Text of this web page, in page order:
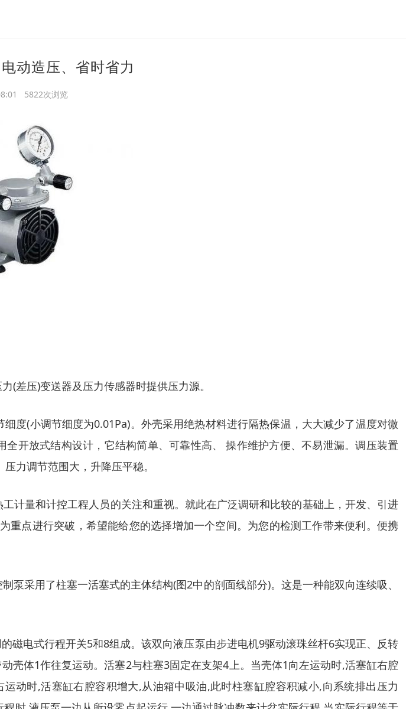
动造压、省时省力
5822次浏览
(差压)变送器及压力传感器时提供压力源。
度(小调节细度为0.01Pa)。外壳采用绝热材料进行隔热保温，大大减少了温度对微
开放式结构设计，它结构简单、可靠性高、 操作维护方便、不易泄漏。调压装置
力调节范围大，升降压平稳。
计量和计控工程人员的关注和重视。就此在广泛调研和比较的基础上，开发、引进
点进行突破，希望能给您的选择增加一个空间。为您的检测工作带来便利。便携
采用了柱塞一活塞式的主体结构(图2中的剖面线部分)。这是一种能双向连续吸、
磁电式行程开关5和8组成。该双向液压泵由步进电机9驱动滚珠丝杆6实现正、反转
壳体1作往复运动。活塞2与柱塞3固定在支架4上。当壳体1向左运动时,活塞缸右腔
动时,活塞缸右腔容积增大,从油箱中吸油,此时柱塞缸腔容积减小,向系统排出压力